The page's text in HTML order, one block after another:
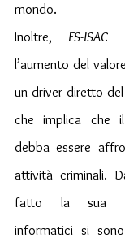
mondo.
Inoltre, FS-ISAC
l’aumento del
un driver diretto
che implica che
debba essere
attività criminali.
fatto la sua
informatici si